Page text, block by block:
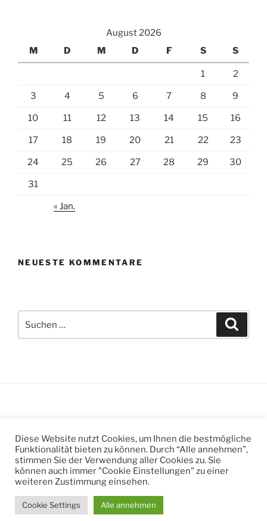
August 2026
M
D M D F S S
1 2
3 4 5 6 7 8 9
10 11 12 13 14 15 16
17 18 19 20 21 22 23
24 25 26 27 28 29 30
31
« Jan.
NEUESTE KOMMENTARE
nach:
nach:
Datenschutzerklärung Stolz präsentiert von WordPress
Diese Website nutzt Cookies, um Ihnen die bestmögliche
Funktionalität bieten zu können. Durch “Alle annehmen”,
stimmen Sie der Verwendung aller Cookies zu. Sie
können auch immer "Cookie Einstellungen" zu einer
weiteren Zustimmung einsehen.
Cookie Settings Alle annehmen